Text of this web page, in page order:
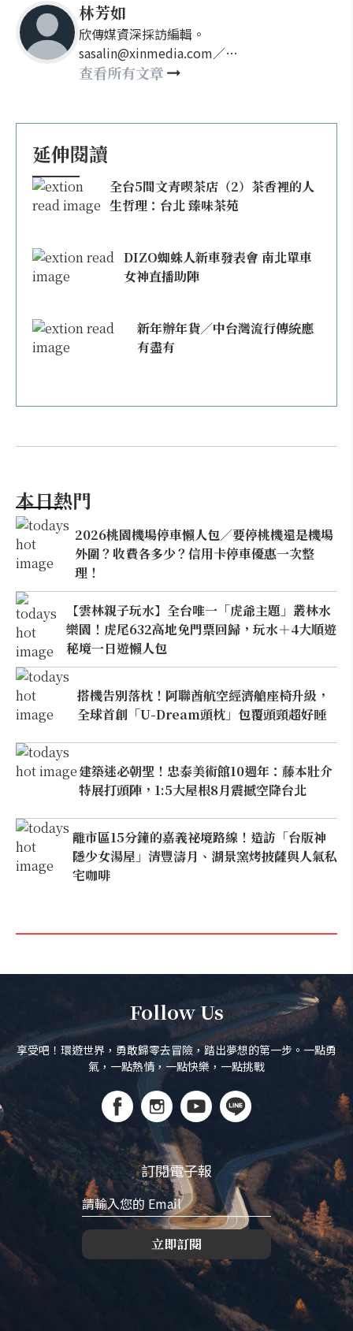
林芳如
欣傳媒資深採訪編輯。
sasalin@xinmedia.com／
happy21917@gmail.com
查看所有文章
延伸閱讀
全台5間文青喫茶店（2）茶香裡的人
生哲理：台北 臻味茶苑
DIZO蜘蛛人新車發表會 南北單車
女神直播助陣
新年辦年貨／中台灣流行傳統應
有盡有
本日熱門
2026桃園機場停車懶人包／要停桃機還是機場
外圍？收費各多少？信用卡停車優惠一次整
理！
【雲林親子玩水】全台唯一「虎爺主題」叢林水
樂園！虎尾632高地免門票回歸，玩水＋4大順遊
秘境一日遊懶人包
搭機告別落枕！阿聯酋航空經濟艙座椅升級，
全球首創「U-Dream頭枕」包覆頭頸超好睡
建築迷必朝聖！忠泰美術館10週年：藤本壯介
特展打頭陣，1:5大屋根8月震撼空降台北
離市區15分鐘的嘉義祕境路線！造訪「台版神
隱少女湯屋」清豐濤月、湖景窯烤披薩與人氣私
宅咖啡
Follow Us
享受吧！環遊世界，勇敢歸零去冒險，踏出夢想的第一步。一點勇
氣，一點熱情，一點快樂，一點挑戰
訂閱電子報
立即訂閱